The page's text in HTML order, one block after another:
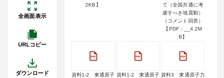
全画面表示
URLコピー
ダウンロード
2KB】
て（全国共通に考
慮すべき地震動）
（コメント回答）
【PDF：__4.2M
B】
資料1-2 東通原子 資料1-2 東通原子 資料3 東通原子力